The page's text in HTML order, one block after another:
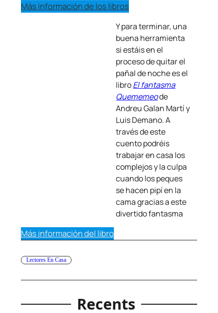
Más información de los libros
Y para terminar, una
buena herramienta
si estáis en el
proceso de quitar el
pañal de noche es el
libroEl fantasma
Quememeode
Andreu Galan Martí y
Luis Demano. A
través de este
cuento podréis
trabajar en casa los
complejos y la culpa
cuando los peques
se hacen pipí en la
cama gracias a este
divertido fantasma
Más información del libro
Lectores En Casa
Recents